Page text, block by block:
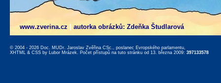
www.zverina.cz autorka obrázků: Zdeňka Študlarová
© 2004 - 2026 Doc. MUDr. Jaroslav Zvěřina CSc., poslanec Evropského parlamentu,
XHTML & CSS by Lubor Mrázek. Počet přístupů na tuto stránku od 13. března 2009: 397133578